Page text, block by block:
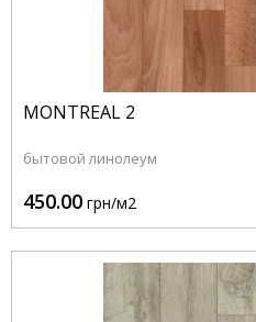
MONTREAL 2
бытовой линолеум
450.00 грн/м2